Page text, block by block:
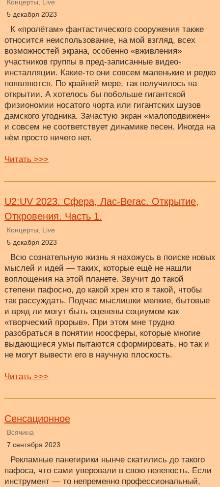
Концерты, Live
5 декабря 2023
К «пролётам» фантастического сооружения также
относится неиспользование, на мой взгляд, всех
возможностей экрана, особенно «вживления»
участников группы в пред-записанные видео-
инсталляции. Какие-то они совсем маленькие и редко
появляются. По крайней мере, так получилось на
открытии. А хотелось бы побольше гигантской
физиономии носатого чорта или гигантских шузов
дамского угодника. Зачастую экран «малоподвижен»
и совсем не соответствует динамике песен. Иногда на
нём просто ничего нет.
Читать >>>
U2:UV 2023. Сфера, Лас-Вегас. Открытие,
Откровения. Часть 1.
Концерты, Live
5 декабря 2023
Всю сознательную жизнь я нахожусь в поиске новых
мыслей и идей — таких, которые ещё не нашли
воплощения на этой планете. Звучит до такой
степени пафосно, до какой хрен кто я такой, чтобы
так рассуждать. Подчас мыслишки мелкие, бытовые
и вряд ли могут быть оценены социумом как
«творческий прорыв». При этом мне трудно
разобраться в понятии ноосферы, которые многие
выдающиеся умы пытаются сформировать, но так и
не могут вывести его в научную плоскость.
Читать >>>
Сенсационное
Всячина
7 сентября 2023
Рекламные панегирики нынче скатились до такого
пафоса, что сами уверовали в свою нелепость. Если
инструмент — то непременно профессиональный,